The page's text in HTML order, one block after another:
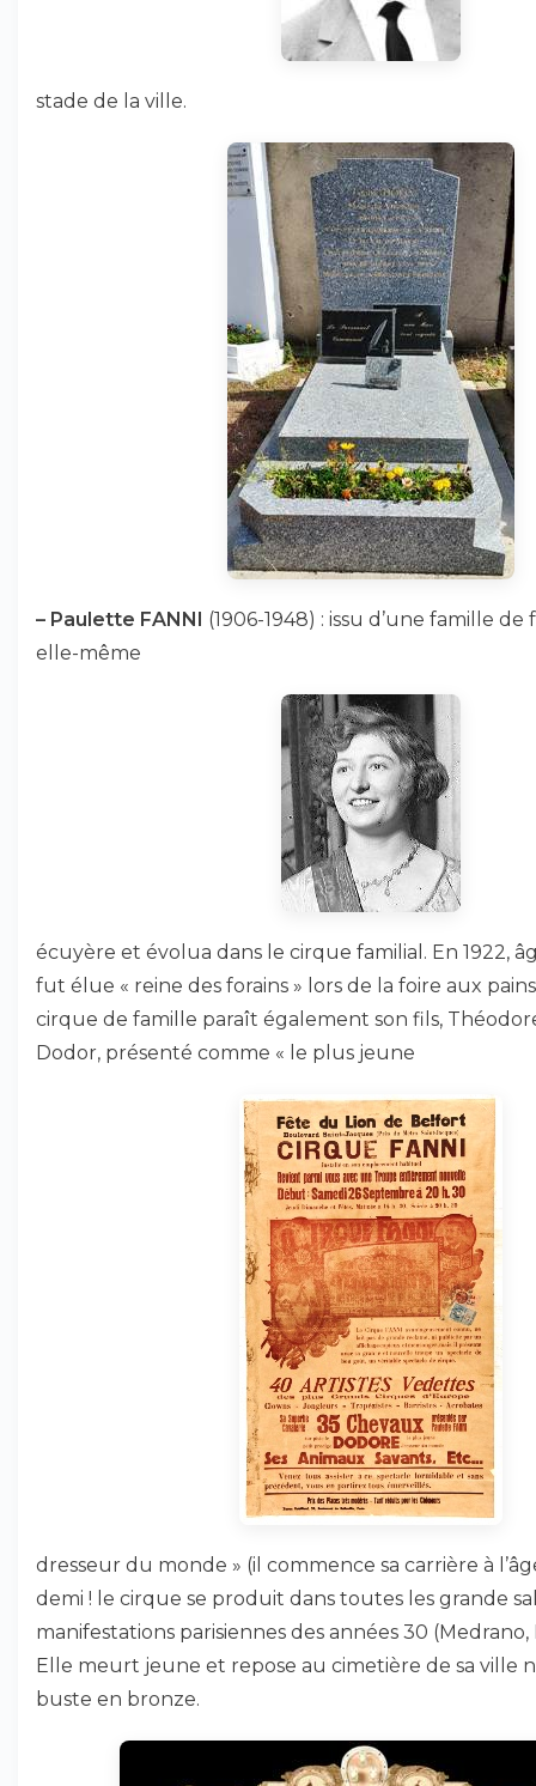
stade de la ville.
– Paulette FANNI (1906-1948) : issu d’une famille
elle-même
écuyère et évolua dans le cirque familial. En 1922,
fut élue « reine des forains » lors de la foire aux pains
cirque de famille paraît également son fils,
Dodor, présenté comme « le plus jeune
dresseur du monde » (il commence sa carrière à
demi ! le cirque se produit dans toutes les grande
manifestations parisiennes des années 30 (Medrano,
Elle meurt jeune et repose au cimetière de sa ville
buste en bronze.